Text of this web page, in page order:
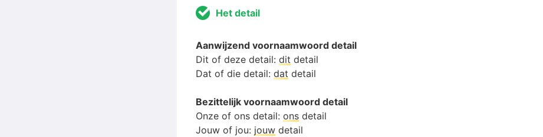
Het detail
Aanwijzend voornaamwoord detail
Dit of deze detail: dit detail
Dat of die detail: dat detail
Bezittelijk voornaamwoord detail
Onze of ons detail: ons detail
Jouw of jou: jouw detail